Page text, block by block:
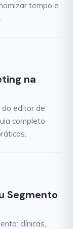
tempo e
na
do editor de
completo
Segmento
clínicas,